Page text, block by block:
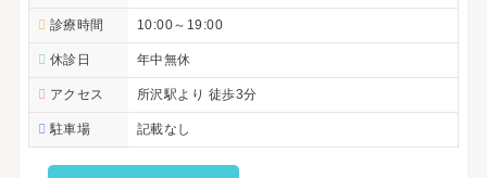
診療時間 10:00～19:00
休診日 年中無休
アクセス 所沢駅より 徒歩3分
駐車場 記載なし